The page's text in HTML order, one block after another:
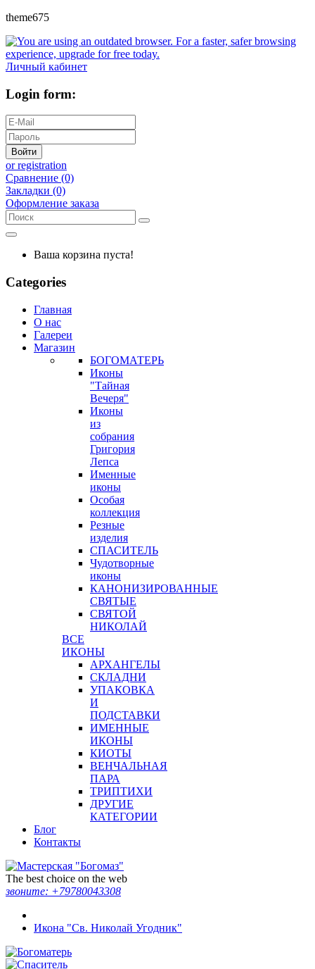
theme675
Личный кабинет
Login form:
Войти
or registration
Сравнение (0)
Закладки (0)
Оформление заказа
Ваша корзина пуста!
Categories
Главная
О нас
Галереи
Магазин
БОГОМАТЕРЬ
Иконы
"Тайная
Вечеря"
Иконы
из
собрания
Григория
Лепса
Именные
иконы
Особая
коллекция
Резные
изделия
СПАСИТЕЛЬ
Чудотворные
иконы
КАНОНИЗИРОВАННЫЕ
СВЯТЫЕ
СВЯТОЙ
НИКОЛАЙ
ВСЕ
ИКОНЫ
АРХАНГЕЛЫ
СКЛАДНИ
УПАКОВКА
И
ПОДСТАВКИ
ИМЕННЫЕ
ИКОНЫ
КИОТЫ
ВЕНЧАЛЬНАЯ
ПАРА
ТРИПТИХИ
ДРУГИЕ
КАТЕГОРИИ
Блог
Контакты
The best choice on the web
звоните: +79780043308
Икона "Св. Николай Угодник"